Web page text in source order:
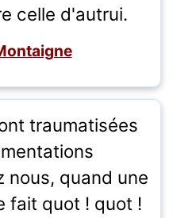
celle d'autrui.
traumatisées
nous, quand une
fait quot ! quot !